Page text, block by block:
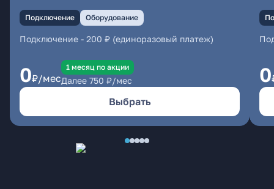
Подключение Оборудование
Подключение - 200 ₽ (единоразовый платеж)
0₽/мес
1 месяц по акции
Далее 750 ₽/мес
Выбрать
0